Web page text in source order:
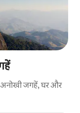
अनोखी जगहें, घर और